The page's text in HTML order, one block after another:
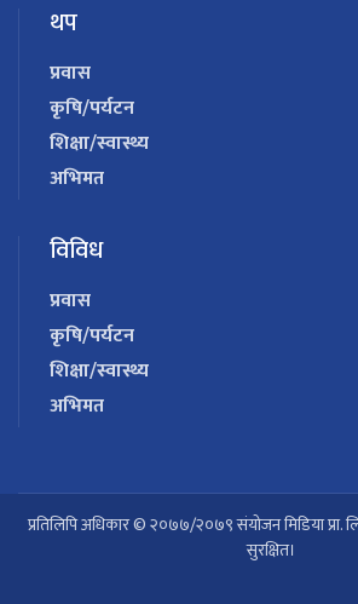
थप
प्रवास
कृषि/पर्यटन
शिक्षा/स्वास्थ्य
अभिमत
विविध
प्रवास
कृषि/पर्यटन
शिक्षा/स्वास्थ्य
अभिमत
प्रतिलिपि अधिकार © २०७७/२०७९ संयोजन मिडिया प्रा.
सुरक्षित।